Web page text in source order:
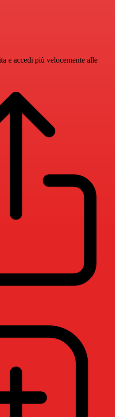
e accedi più velocemente alle